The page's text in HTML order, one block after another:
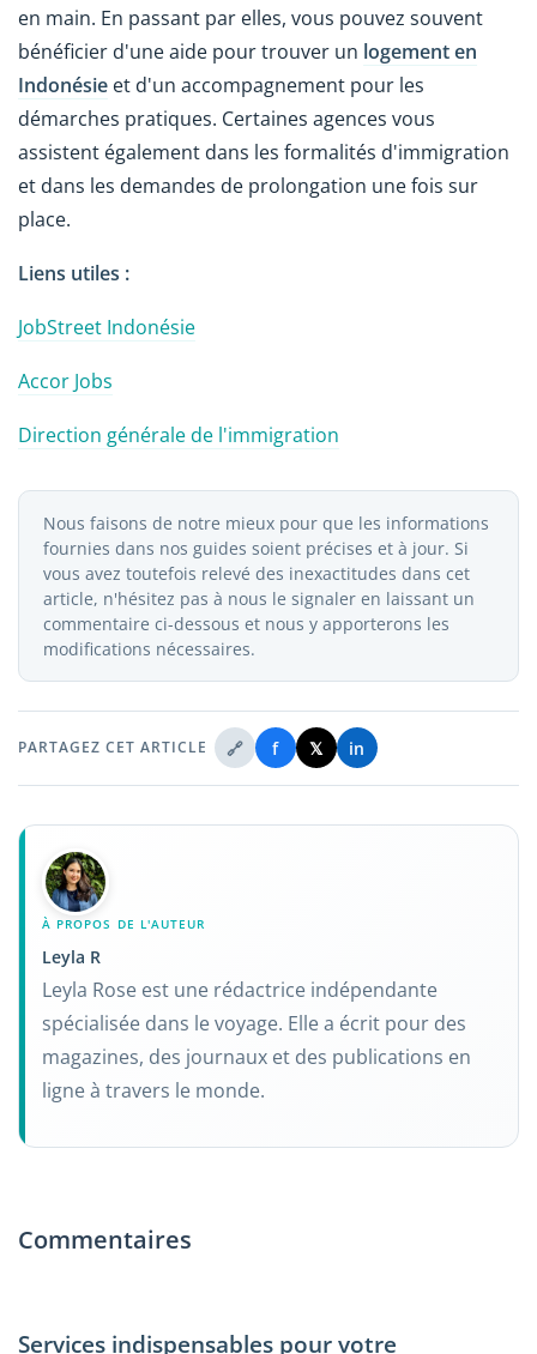
en main. En passant par elles, vous pouvez souvent
bénéficier d'une aide pour trouver un logement en
Indonésie et d'un accompagnement pour les
démarches pratiques. Certaines agences vous
assistent également dans les formalités d'immigration
et dans les demandes de prolongation une fois sur
place.
Liens utiles :
JobStreet Indonésie
Accor Jobs
Direction générale de l'immigration
Nous faisons de notre mieux pour que les informations
fournies dans nos guides soient précises et à jour. Si
vous avez toutefois relevé des inexactitudes dans cet
article, n'hésitez pas à nous le signaler en laissant un
commentaire ci-dessous et nous y apporterons les
modifications nécessaires.
PARTAGEZ CET ARTICLE 🔗 f 𝕏 in
À PROPOS DE L'AUTEUR
Leyla R
Leyla Rose est une rédactrice indépendante
spécialisée dans le voyage. Elle a écrit pour des
magazines, des journaux et des publications en
ligne à travers le monde.
Commentaires
Services indispensables pour votre